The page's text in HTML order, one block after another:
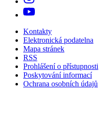
Kontakty
Elektronická podatelna
Mapa stránek
RSS
Prohlášení o přístupnosti
Poskytování informací
Ochrana osobních údajů